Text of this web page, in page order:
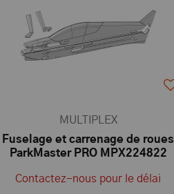
MULTIPLEX
Fuselage et carrenage de roues
ParkMaster PRO MPX224822
Contactez-nous pour le délai